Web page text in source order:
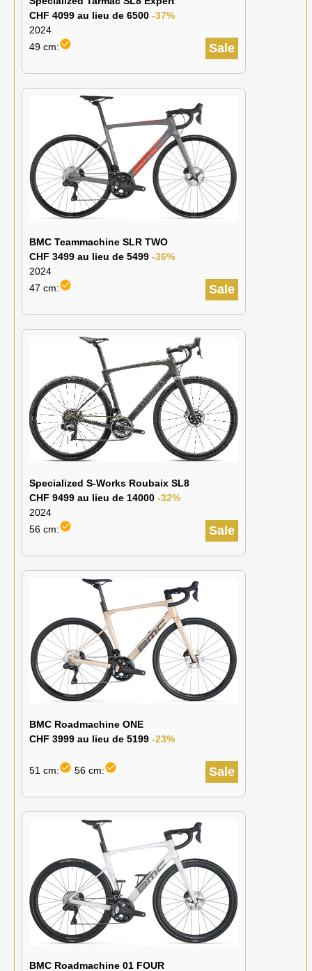
CHF 4099 au lieu de 6500 -37%
2024
Sale
49 cm:check_circle
BMC Teammachine SLR TWO
CHF 3499 au lieu de 5499 -36%
2024
Sale
47 cm:check_circle
Specialized S-Works Roubaix SL8
CHF 9499 au lieu de 14000 -32%
2024
Sale
56 cm:check_circle
BMC Roadmachine ONE
CHF 3999 au lieu de 5199 -23%
Sale
51 cm:check_circle 56 cm:check_circle
BMC Roadmachine 01 FOUR